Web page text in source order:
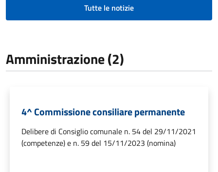
Tutte le notizie
Amministrazione (2)
4^ Commissione consiliare permanente
Delibere di Consiglio comunale n. 54 del 29/11/2021
(competenze) e n. 59 del 15/11/2023 (nomina)